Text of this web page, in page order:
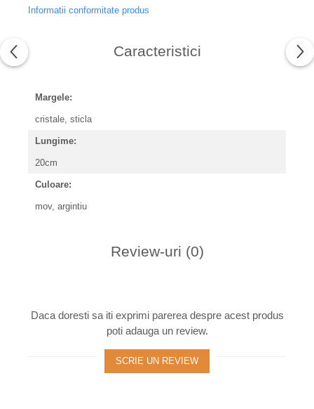
Informatii conformitate produs
Caracteristici
Margele:
cristale, sticla
Lungime:
20cm
Culoare:
mov, argintiu
Review-uri (0)
Daca doresti sa iti exprimi parerea despre acest produs
poti adauga un review.
SCRIE UN REVIEW